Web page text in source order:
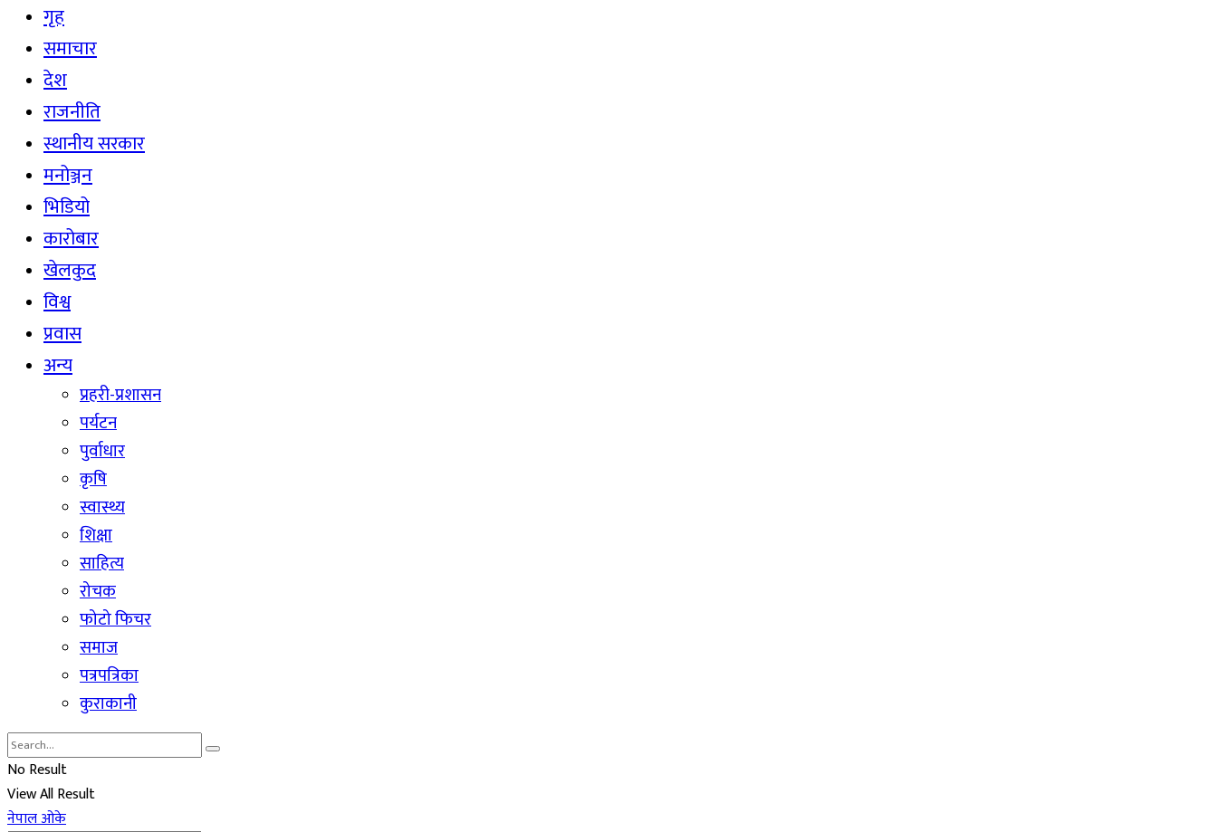
गृह
समाचार
देश
राजनीति
स्थानीय सरकार
मनोञ्जन
भिडियो
कारोबार
खेलकुद
विश्व
प्रवास
अन्य
प्रहरी-प्रशासन
पर्यटन
पुर्वाधार
कृषि
स्वास्थ्य
शिक्षा
साहित्य
रोचक
फोटो फिचर
समाज
पत्रपत्रिका
कुराकानी
No Result
View All Result
नेपाल ओके